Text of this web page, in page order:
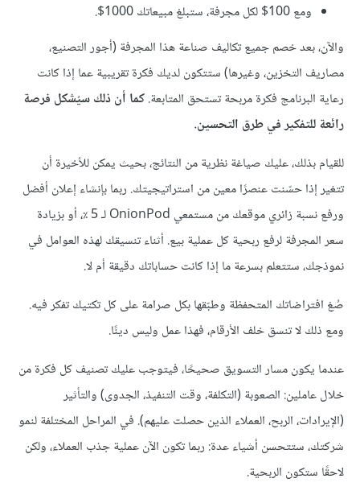
ومع 100$ لكل مجرفة، ستبلغ مبيعاتك 1000$.
والآن، بعد خصم جميع تكاليف صناعة هذا المجرفة (أجور التصنيع،
مصاريف التخزين، وغيرها) ستتكون لديك فكرة تقريبية عما إذا كانت
رعاية البرنامج فكرة مربحة تستحق المتابعة.كما أن ذلك سيُشكل فرصة
رائعة للتفكير في طرق التحسين.
للقيام بذلك، عليك صياغة نظرية من النتائج، بحيث يمكن للأخيرة أن
تتغير إذا حسّنت عنصرًا معين من استراتيجيتك. ربما بإنشاء إعلان أفضل
ورفع نسبة زائري موقعك من مستمعي OnionPod لـ 5 ٪، أو بزيادة
سعر المجرفة لرفع ربحية كل عملية بيع. أثناء تنسيقك لهذه العوامل في
نموذجك، ستتعلم بسرعة ما إذا كانت حساباتك دقيقة أم لا.
صُغ افتراضاتك المتحفظة وطبّقها بكل صرامة على كل تكتيك تفكر فيه.
ومع ذلك لا تنسق خلف الأرقام، فهذا عمل وليس دينًا.
عندما يكون مسار التسويق صحيحًا، فيتوجب عليك تصنيف كل فكرة من
خلال عاملين: الصعوبة (التكلفة، وقت التنفيذ، الجدوى) والتأثير
(الإيرادات، الربح، العملاء الذين حصلت عليهم). في المراحل المختلفة لنمو
شركتك، ستتحسن أشياء عدة: ربما تكون الآن عملية جذب العملاء، ولكن
لاحقًا ستكون الربحية.